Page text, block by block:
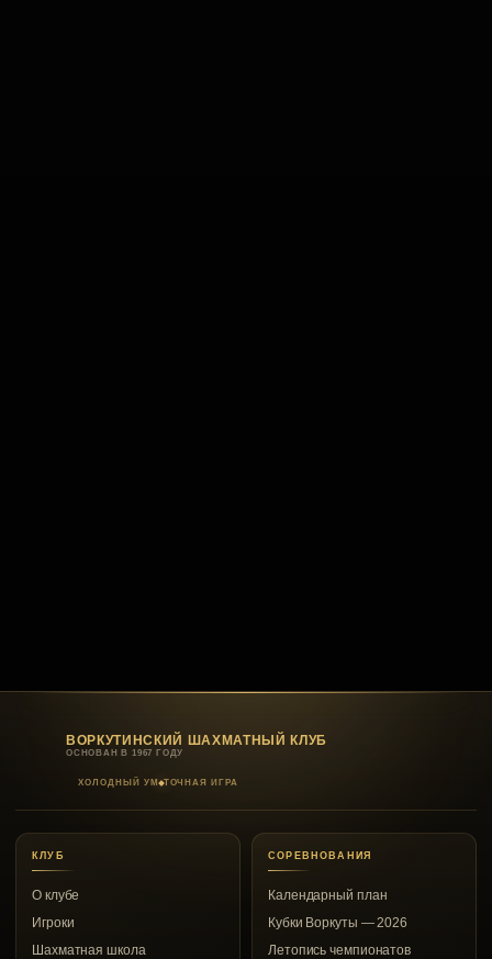
ВОРКУТИНСКИЙ ШАХМАТНЫЙ КЛУБ
ОСНОВАН В 1967 ГОДУ
ХОЛОДНЫЙ УМ ТОЧНАЯ ИГРА
КЛУБ
О клубе
Игроки
Шахматная школа
СОРЕВНОВАНИЯ
Календарный план
Кубки Воркуты — 2026
Летопись чемпионатов